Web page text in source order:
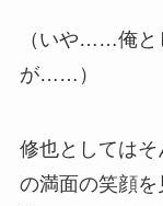
（いや……俺と
が……）
修也としては
の満面の笑顔